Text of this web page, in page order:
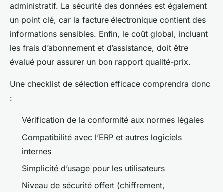
administratif. La sécurité des données est également
un point clé, car la facture électronique contient des
informations sensibles. Enfin, le coût global, incluant
les frais d’abonnement et d’assistance, doit être
évalué pour assurer un bon rapport qualité-prix.
Une checklist de sélection efficace comprendra donc
:
Vérification de la conformité aux normes légales
Compatibilité avec l’ERP et autres logiciels
internes
Simplicité d’usage pour les utilisateurs
Niveau de sécurité offert (chiffrement,